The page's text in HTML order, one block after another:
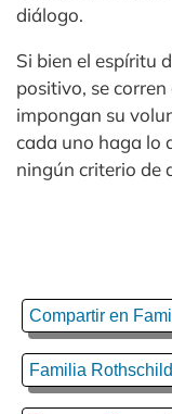
diálogo.
Si bien el espíritu
positivo, se
impongan su
cada uno haga lo
ningún criterio de
Compartir en
Familia Rothschild